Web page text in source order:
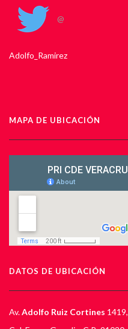
@
Adolfo_Ramirez
MAPA DE UBICACIÓN
DATOS DE UBICACIÓN
Av.Adolfo Ruiz Cortines 1419,